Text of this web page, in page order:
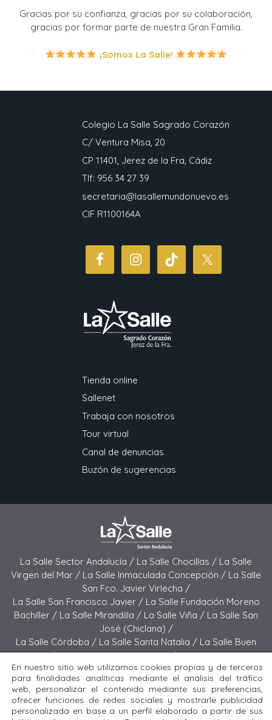
Gracias por su confianza, gracias por su colaboración,
gracias por formar parte de nuestra Gran Familia.
¡Somos La Salle!
Colegio La Salle Sagrado Corazón
C/ Ventura Misa, 20
CP 11401, Jerez de la Fra, Cádiz
Tlf: 956 34 27 39
secretaria@lasallemundonuevo.es
CIF R1100164A
Tienda online
Sallenet
Trabaja con nosotros
Tour virtual
Canal de denuncias
Buzón de sugerencias
La Salle Sector Andalucía / La Salle Chocillas / La Salle
Virgen del Mar / La Salle Inmaculada Concepción / La Salle
San Fco. Javier Virlecha /
La Salle San Francisco Javier / La Salle Fundación Moreno
Bachiller / La Salle Mirandilla / La Salle Viña / La Salle San
José (Chiclana) /
La Salle Córdoba / La Salle Santa Natalia / La Salle Buen
Pastor /La Salle Sagrado Corazón /La Salle San José
(Jerez) / La Salle El Carmen (Melilla) /
La Salle Buen Consejo /La Salle El Carmen (San Fernando) /
La Salle San Francisco /La Salle Felipe Benito /La Salle La
Purísima
En nuestro sitio web utilizamos cookies propias y de terceros
para finalidades analíticas mediante el análisis del tráfico
web, personalizar el contenido mediante sus preferencias,
ofrecer funciones de redes sociales y mostrarle publicidad
personalizada en base a un perfil elaborado a partir de sus